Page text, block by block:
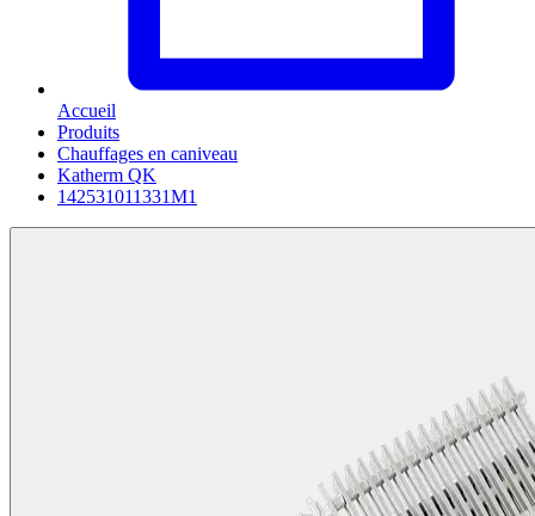
Accueil
Produits
Chauffages en caniveau
Katherm QK
142531011331M1